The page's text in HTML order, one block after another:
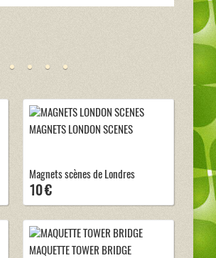
MAGNETS LONDON SCENES
Magnets scènes de Londres
10 €
MAQUETTE TOWER BRIDGE